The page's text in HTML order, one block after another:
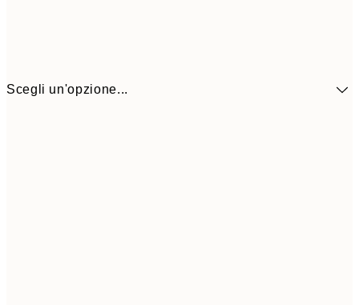
Scegli un'opzione...